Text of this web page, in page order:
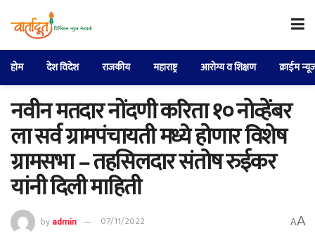
होम देश विदेश राजकीय महाराष्ट्र आरोग्य व शिक्षण क्राईम
नवीन मतदार नोंदणी करिता १० नोव्हेंबर
ला सर्व ग्रामपंचायती मध्ये होणार विशेष
ग्रामसभा – तहसिलदार संतोष रुईकर
यांनी दिली माहिती
byadmin 07/11/2022 AA